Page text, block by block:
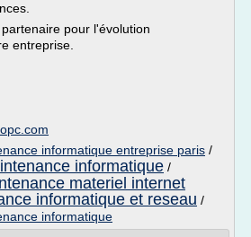
pour l'évolution
entreprise.
informatique entreprise paris /
informatique /
materiel internet
informatique et reseau /
informatique